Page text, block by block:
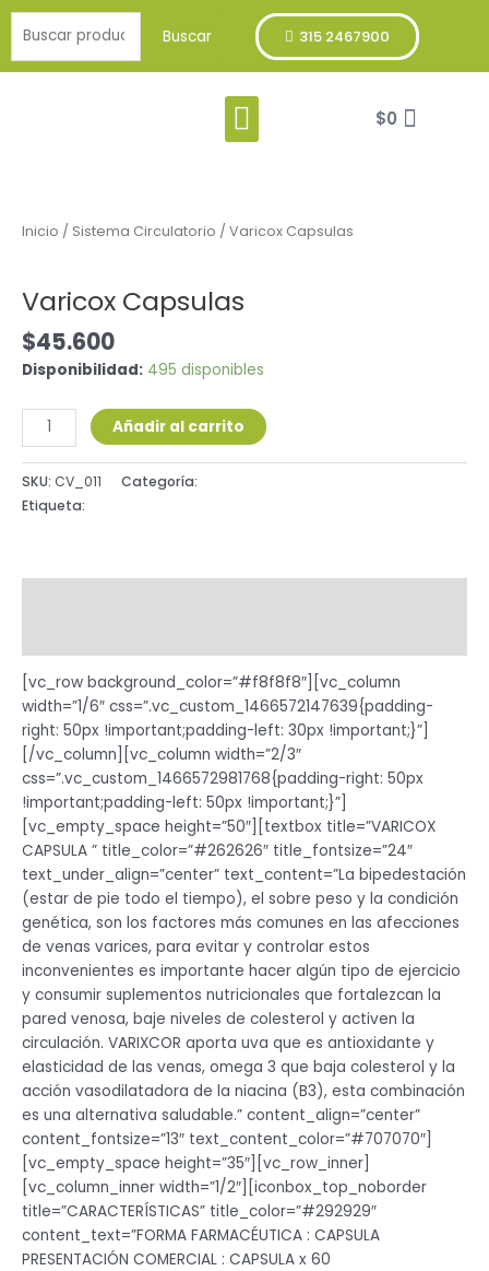
contenido
por:
Buscar 315 2467900
Menu $0
Inicio / Sistema Circulatorio / Varicox Capsulas
Varicox Capsulas
$45.600
Disponibilidad: 495 disponibles
cantidad
Añadir al carrito
SKU: CV_011 Categoría:
Etiqueta:
[vc_row background_color=”#f8f8f8″][vc_column
width=”1/6″ css=”.vc_custom_1466572147639{padding-
right: 50px !important;padding-left: 30px !important;}”]
[/vc_column][vc_column width=”2/3″
css=”.vc_custom_1466572981768{padding-right: 50px
!important;padding-left: 50px !important;}”]
[vc_empty_space height=”50″][textbox title=”VARICOX
CAPSULA ” title_color=”#262626″ title_fontsize=”24″
text_under_align=”center” text_content=”La bipedestación
(estar de pie todo el tiempo), el sobre peso y la condición
genética, son los factores más comunes en las afecciones
de venas varices, para evitar y controlar estos
inconvenientes es importante hacer algún tipo de ejercicio
y consumir suplementos nutricionales que fortalezcan la
pared venosa, baje niveles de colesterol y activen la
circulación. VARIXCOR aporta uva que es antioxidante y
elasticidad de las venas, omega 3 que baja colesterol y la
acción vasodilatadora de la niacina (B3), esta combinación
es una alternativa saludable.” content_align=”center”
content_fontsize=”13″ text_content_color=”#707070″]
[vc_empty_space height=”35″][vc_row_inner]
[vc_column_inner width=”1/2″][iconbox_top_noborder
title=”CARACTERÍSTICAS” title_color=”#292929″
content_text=”FORMA FARMACÉUTICA : CAPSULA
PRESENTACIÓN COMERCIAL : CAPSULA x 60